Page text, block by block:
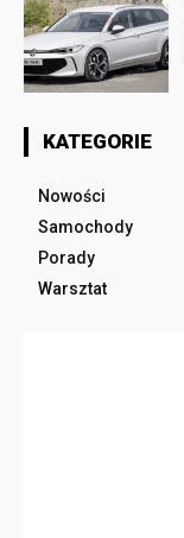
KATEGORIE
Nowości
Samochody
Porady
Warsztat